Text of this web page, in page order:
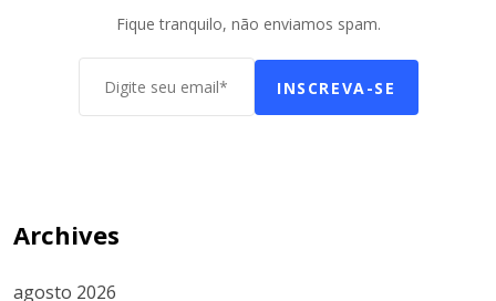
Fique tranquilo, não enviamos spam.
INSCREVA-SE
Archives
agosto 2026